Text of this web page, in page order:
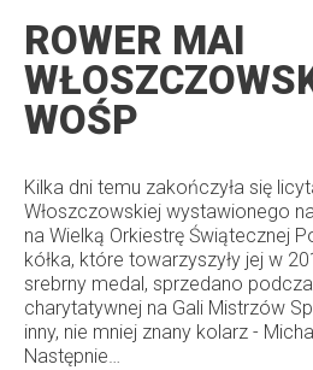
ROWER MAI
WOŚP
Kilka dni temu zakończyła się
Włoszczowskiej wystawionego
na Wielką Orkiestrę Świątecznej
kółka, które towarzyszyły jej w
srebrny medal, sprzedano
charytatywnej na Gali Mistrzów
inny, nie mniej znany kolarz -
Następnie…